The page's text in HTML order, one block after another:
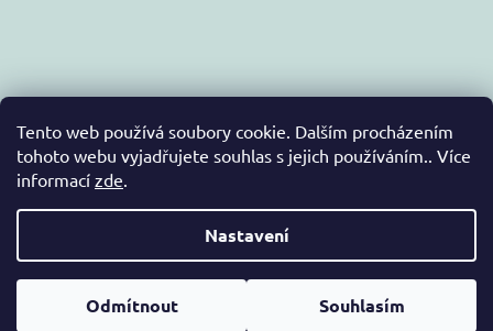
Tento web používá soubory cookie. Dalším procházením
tohoto webu vyjadřujete souhlas s jejich používáním.. Více
informací zde.
Nastavení
Odmítnout Souhlasím
Vytvořil Shoptet
Copyright 2026jetex-eshop.cz. Všechna práva